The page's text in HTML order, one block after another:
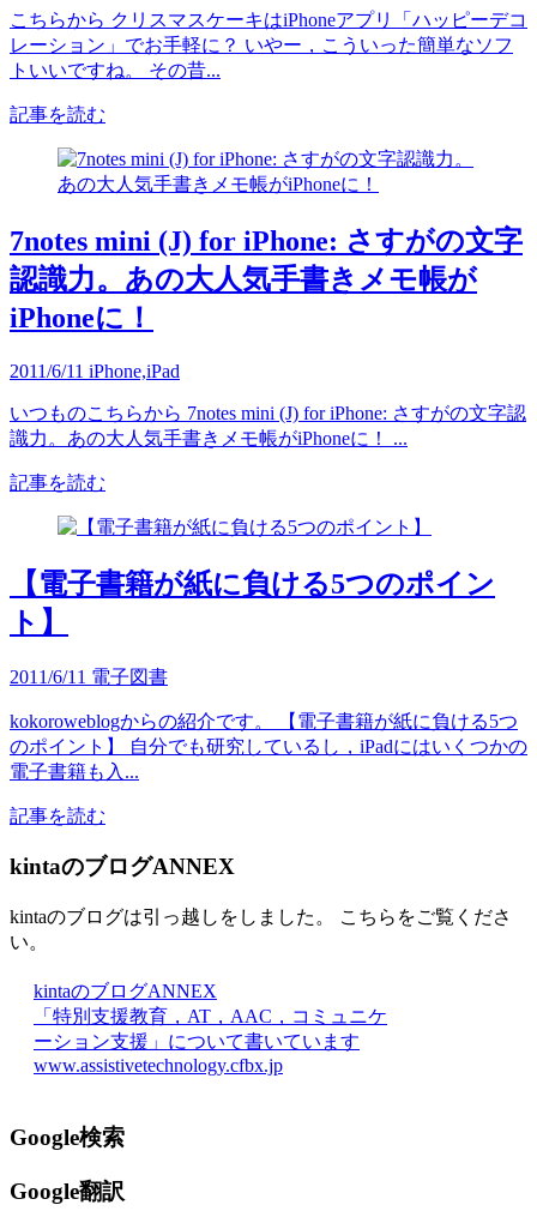
こちらから クリスマスケーキはiPhoneアプリ「ハッピーデコ
レーション」でお手軽に？ いやー，こういった簡単なソフ
トいいですね。 その昔...
記事を読む
7notes mini (J) for iPhone: さすがの文字
認識力。あの大人気手書きメモ帳が
iPhoneに！
2011/6/11 iPhone,iPad
いつものこちらから 7notes mini (J) for iPhone: さすがの文字認
識力。あの大人気手書きメモ帳がiPhoneに！ ...
記事を読む
【電子書籍が紙に負ける5つのポイン
ト】
2011/6/11 電子図書
kokoroweblogからの紹介です。 【電子書籍が紙に負ける5つ
のポイント】 自分でも研究しているし，iPadにはいくつかの
電子書籍も入...
記事を読む
kintaのブログANNEX
kintaのブログは引っ越しをしました。 こちらをご覧くださ
い。
kintaのブログANNEX
「特別支援教育，AT，AAC，コミュニケ
ーション支援」について書いています
www.assistivetechnology.cfbx.jp
Google検索
Google翻訳